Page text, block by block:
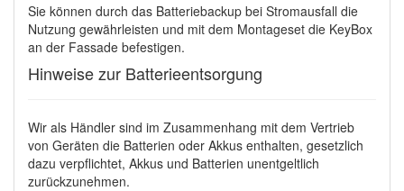
Sie können durch das Batteriebackup bei Stromausfall die
Nutzung gewährleisten und mit dem Montageset die KeyBox
an der Fassade befestigen.
Hinweise zur Batterieentsorgung
Wir als Händler sind im Zusammenhang mit dem Vertrieb
von Geräten die Batterien oder Akkus enthalten, gesetzlich
dazu verpflichtet, Akkus und Batterien unentgeltlich
zurückzunehmen.